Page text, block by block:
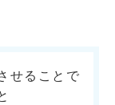
せることで